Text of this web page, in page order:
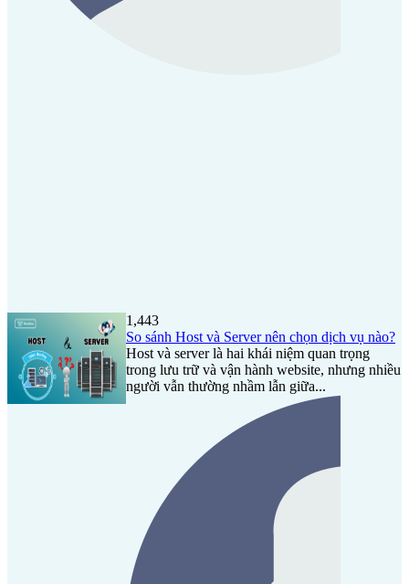
1,443
So sánh Host và Server nên chọn dịch vụ nào?
Host và server là hai khái niệm quan trọng
trong lưu trữ và vận hành website, nhưng nhiều
người vẫn thường nhầm lẫn giữa...